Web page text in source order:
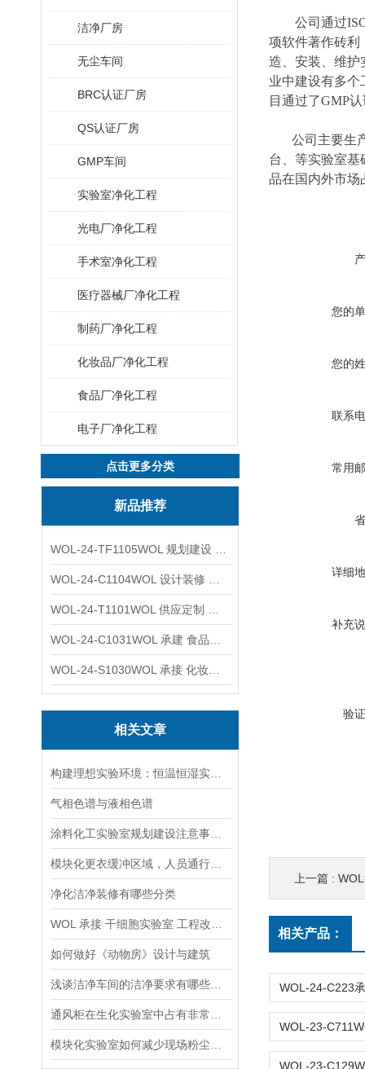
洁净厂房
无尘车间
BRC认证厂房
QS认证厂房
GMP车间
实验室净化工程
光电厂净化工程
手术室净化工程
医疗器械厂净化工程
制药厂净化工程
化妆品厂净化工程
食品厂净化工程
电子厂净化工程
点击更多分类
新品推荐
相关文章
气相色谱与液相色谱
净化洁净装修有哪些分类
如何做好《动物房》设计与建筑
公司通过
项软件著作砖利
造、安装、维护
业中建设有多
目通过了GMP
公司主要生产
台、等实验室基
品在国内外市场
您的
您的
联系
常用
详细
补充
验
上一篇 :
相关产品：